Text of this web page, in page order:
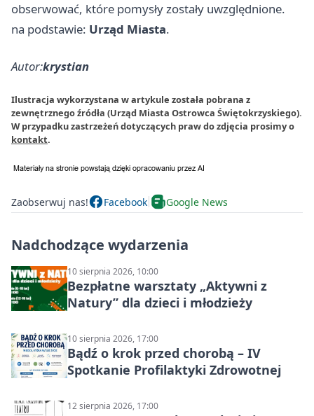
obserwować, które pomysły zostały uwzględnione.
na podstawie: Urząd Miasta.
Autor:krystian
Ilustracja wykorzystana w artykule została pobrana z
zewnętrznego źródła (Urząd Miasta Ostrowca Świętokrzyskiego).
W przypadku zastrzeżeń dotyczących praw do zdjęcia prosimy o
kontakt.
Zaobserwuj nas! Facebook Google News
Nadchodzące wydarzenia
10 sierpnia 2026, 10:00
Bezpłatne warsztaty „Aktywni z
Natury” dla dzieci i młodzieży
10 sierpnia 2026, 17:00
Bądź o krok przed chorobą – IV
Spotkanie Profilaktyki Zdrowotnej
12 sierpnia 2026, 17:00